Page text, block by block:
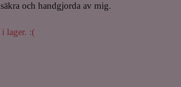
och handgjorda av mig.
lager. :(